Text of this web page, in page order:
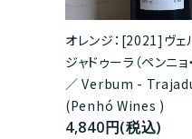
オレンジ：[2021]ヴェ
ジャドゥーラ（ペンニョ
／ Verbum -
(Penhó Wines )
4,840円(税込)